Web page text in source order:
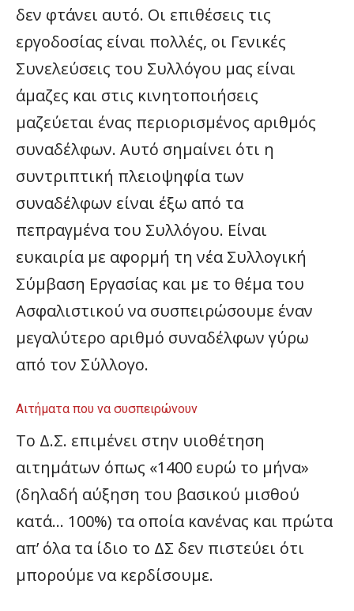
δεν φτάνει αυτό. Οι επιθέσεις τις
εργοδοσίας είναι πολλές, οι Γενικές
Συνελεύσεις του Συλλόγου μας είναι
άμαζες και στις κινητοποιήσεις
μαζεύεται ένας περιορισμένος αριθμός
συναδέλφων. Αυτό σημαίνει ότι η
συντριπτική πλειοψηφία των
συναδέλφων είναι έξω από τα
πεπραγμένα του Συλλόγου. Είναι
ευκαιρία με αφορμή τη νέα Συλλογική
Σύμβαση Εργασίας και με το θέμα του
Ασφαλιστικού να συσπειρώσουμε έναν
μεγαλύτερο αριθμό συναδέλφων γύρω
από τον Σύλλογο.
Αιτήματα που να συσπειρώνουν
Το Δ.Σ. επιμένει στην υιοθέτηση
αιτημάτων όπως «1400 ευρώ το μήνα»
(δηλαδή αύξηση του βασικού μισθού
κατά… 100%) τα οποία κανένας και πρώτα
απ’ όλα τα ίδιο το ΔΣ δεν πιστεύει ότι
μπορούμε να κερδίσουμε.